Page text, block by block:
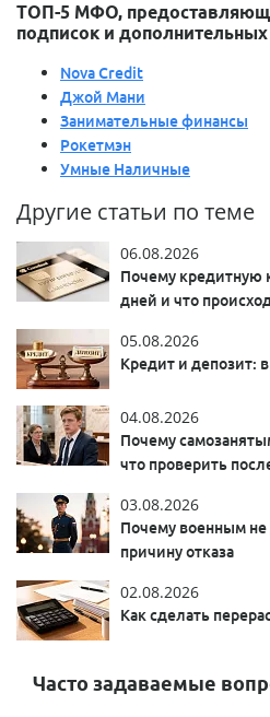
ТОП-5 МФО,
подписок и дополнительных
Nova Credit
Джой Мани
Занимательные финансы
Рокетмэн
Умные Наличные
Другие статьи по теме
06.08.2026
Почему кредитную
дней и что
05.08.2026
Кредит и депозит:
04.08.2026
Почему
что проверить
03.08.2026
Почему военным не
причину отказа
02.08.2026
Как сделать
Часто задаваемые